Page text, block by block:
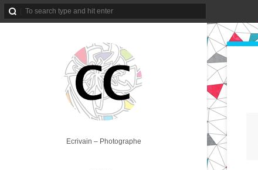
Ecrivain – Photographe